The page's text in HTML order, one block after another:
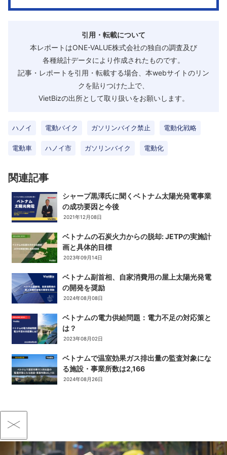
引用・転載について
本レポートはONE-VALUE株式会社の独自の調査及び
各種統計データにより作成されたものです。
記事・レポートを引用・転載する場合、本webサイトのリン
クを貼りつけた上で、
VietBizの出所として取り扱いをお願いします。
ハノイ 電動バイク ガソリンバイク禁止 電動化戦略
電動車 ハノイ市 ガソリンバイク 電動化
関連記事
シャープ黒澤氏に聞くベトナム太陽光発電事業
の成功要因と今後
2021年12月08日
ベトナムの石炭火力からの脱却: JETPの実施計
画と具体的目標
2023年09月14日
ベトナム副首相、自家消費用の屋上太陽光発電
の開発を奨励
2024年08月08日
ベトナムの電力供給問題：電力不足の対応策と
は？
2023年08月02日
ベトナムで温室効果ガス排出量の監査対象にな
る施設・事業所数は2,166
2024年08月26日